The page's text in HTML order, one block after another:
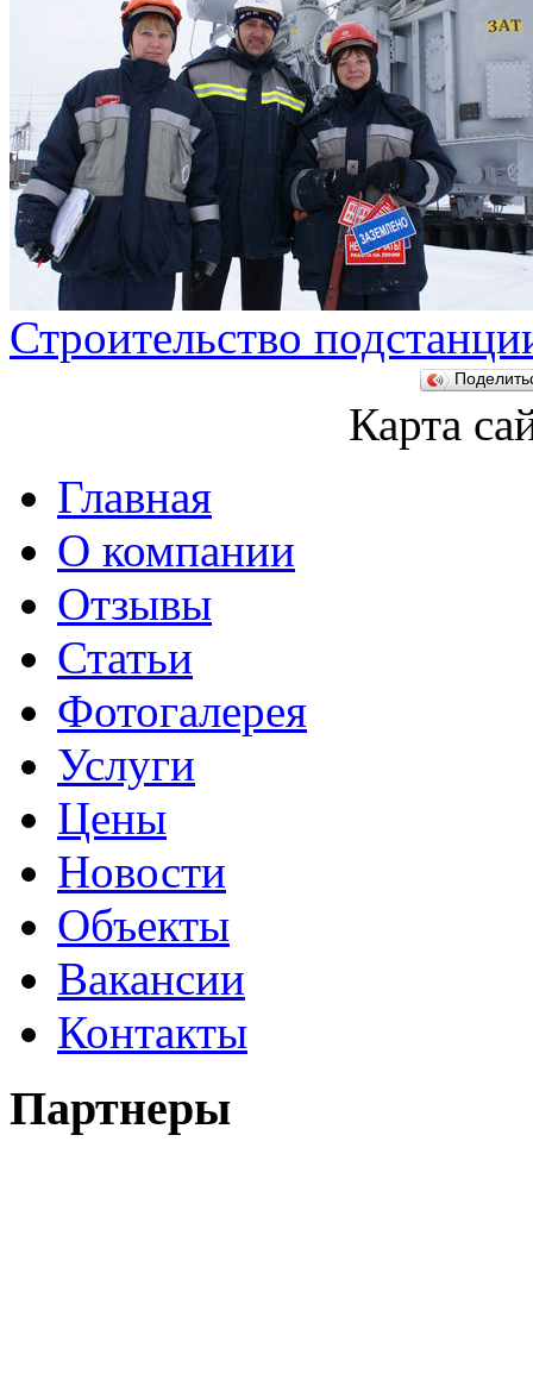
Строительство
Карта
Главная
О компании
Отзывы
Статьи
Фотогалерея
Услуги
Цены
Новости
Объекты
Вакансии
Контакты
Партнеры